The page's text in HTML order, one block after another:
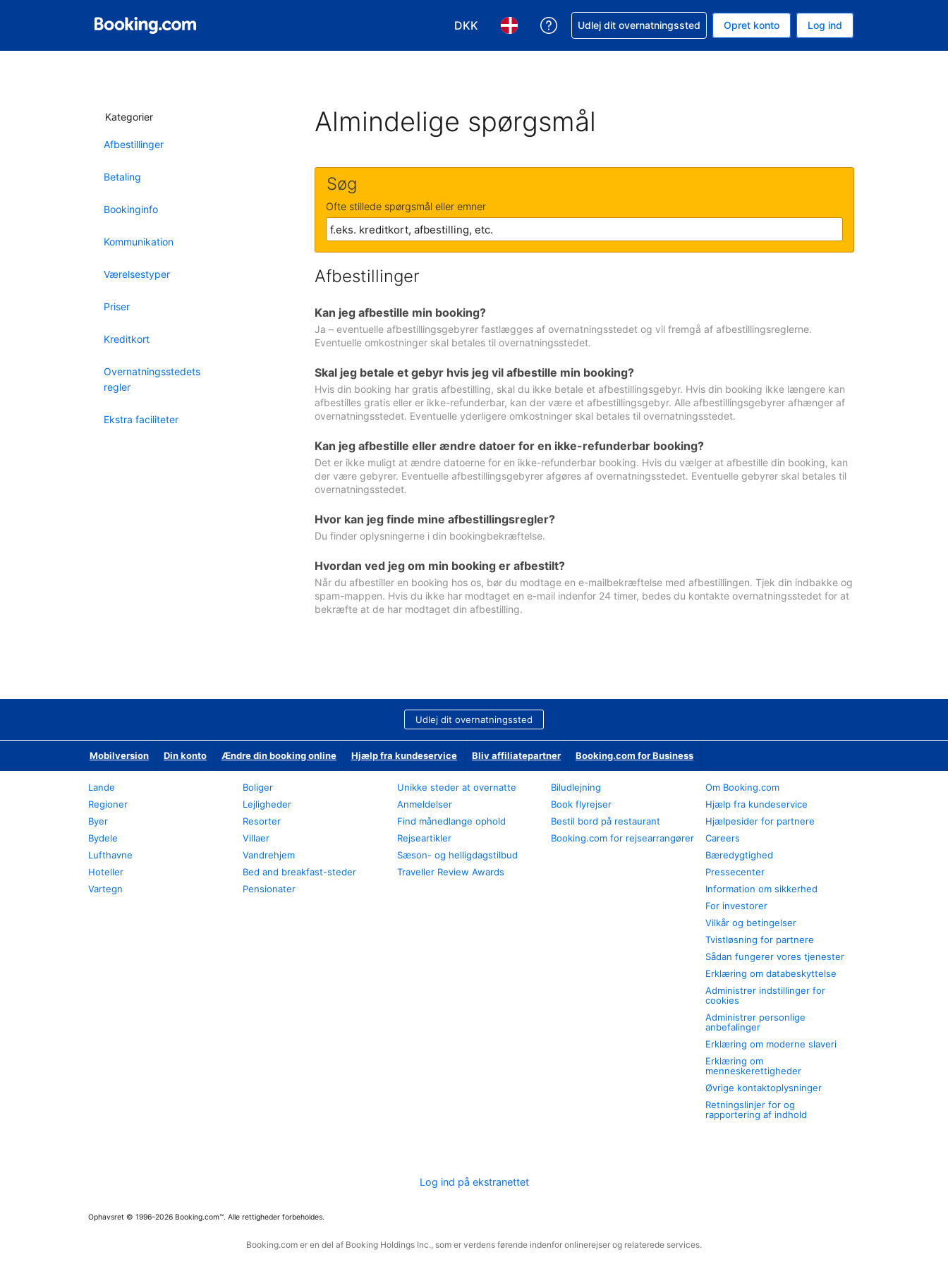
DKK
Vælg valuta. Din nuværende valuta er Danske kroner
Vælg sprog. Dit nuværende sprog er Dansk
Få hjælp til en booking
Udlej dit overnatningssted Opret konto Log ind
Kategorier
Afbestillinger
Betaling
Bookinginfo
Kommunikation
Værelsestyper
Priser
Kreditkort
Overnatningsstedets
regler
Ekstra faciliteter
Almindelige spørgsmål
Søg
Ofte stillede spørgsmål eller emner
Afbestillinger
Kan jeg afbestille min booking?
Ja – eventuelle afbestillingsgebyrer fastlægges af overnatningsstedet og vil fremgå af afbestillingsreglerne.
Eventuelle omkostninger skal betales til overnatningsstedet.
Skal jeg betale et gebyr hvis jeg vil afbestille min booking?
Hvis din booking har gratis afbestilling, skal du ikke betale et afbestillingsgebyr. Hvis din booking ikke længere kan
afbestilles gratis eller er ikke-refunderbar, kan der være et afbestillingsgebyr. Alle afbestillingsgebyrer afhænger af
overnatningsstedet. Eventuelle yderligere omkostninger skal betales til overnatningsstedet.
Kan jeg afbestille eller ændre datoer for en ikke-refunderbar booking?
Det er ikke muligt at ændre datoerne for en ikke-refunderbar booking. Hvis du vælger at afbestille din booking, kan
der være gebyrer. Eventuelle afbestillingsgebyrer afgøres af overnatningsstedet. Eventuelle gebyrer skal betales til
overnatningsstedet.
Hvor kan jeg finde mine afbestillingsregler?
Du finder oplysningerne i din bookingbekræftelse.
Hvordan ved jeg om min booking er afbestilt?
Når du afbestiller en booking hos os, bør du modtage en e-mailbekræftelse med afbestillingen. Tjek din indbakke og
spam-mappen. Hvis du ikke har modtaget en e-mail indenfor 24 timer, bedes du kontakte overnatningsstedet for at
bekræfte at de har modtaget din afbestilling.
Udlej dit overnatningssted
Mobilversion Din konto Ændre din booking online Hjælp fra kundeservice Bliv affiliatepartner Booking.com for Business
Lande
Regioner
Byer
Bydele
Lufthavne
Hoteller
Vartegn
Boliger
Lejligheder
Resorter
Villaer
Vandrehjem
Bed and breakfast-steder
Pensionater
Unikke steder at overnatte
Anmeldelser
Find månedlange ophold
Rejseartikler
Sæson- og helligdagstilbud
Traveller Review Awards
Biludlejning
Book flyrejser
Bestil bord på restaurant
Booking.com for rejsearrangører
Om Booking.com
Hjælp fra kundeservice
Hjælpesider for partnere
Careers
Bæredygtighed
Pressecenter
Information om sikkerhed
For investorer
Vilkår og betingelser
Tvistløsning for partnere
Sådan fungerer vores tjenester
Erklæring om databeskyttelse
Administrer indstillinger for
cookies
Administrer personlige
anbefalinger
Erklæring om moderne slaveri
Erklæring om
menneskerettigheder
Øvrige kontaktoplysninger
Retningslinjer for og
rapportering af indhold
Log ind på ekstranettet
Ophavsret © 1996–2026 Booking.com™. Alle rettigheder forbeholdes.
Booking.com er en del af Booking Holdings Inc., som er verdens førende indenfor onlinerejser og relaterede services.